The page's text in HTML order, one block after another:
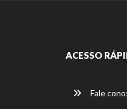
ACESSO
Fale